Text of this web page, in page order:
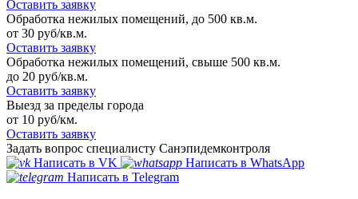
Оставить заявку
Обработка нежилых помещений, до 500 кв.м.
от 30 руб/кв.м.
Оставить заявку
Обработка нежилых помещений, свыше 500 кв.м.
до 20 руб/кв.м.
Оставить заявку
Выезд за пределы города
от 10 руб/км.
Оставить заявку
Задать вопрос специалисту Санэпидемконтроля
Написать в VK
Написать в WhatsApp
Написать в Telegram